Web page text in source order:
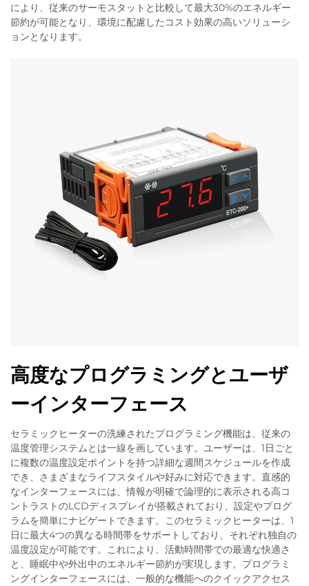
により、従来のサーモスタットと比較して最大30%のエネルギー
節約が可能となり、環境に配慮したコスト効果の高いソリューシ
ョンとなります。
高度なプログラミングとユーザ
ーインターフェース
セラミックヒーターの洗練されたプログラミング機能は、従来の
温度管理システムとは一線を画しています。ユーザーは、1日ごと
に複数の温度設定ポイントを持つ詳細な週間スケジュールを作成
でき、さまざまなライフスタイルや好みに対応できます。直感的
なインターフェースには、情報が明確で論理的に表示される高コ
ントラストのLCDディスプレイが搭載されており、設定やプログ
ラムを簡単にナビゲートできます。このセラミックヒーターは、1
日に最大4つの異なる時間帯をサポートしており、それぞれ独自の
温度設定が可能です。これにより、活動時間帯での最適な快適さ
と、睡眠中や外出中のエネルギー節約が実現します。プログラミ
ングインターフェースには、一般的な機能へのクイックアクセス